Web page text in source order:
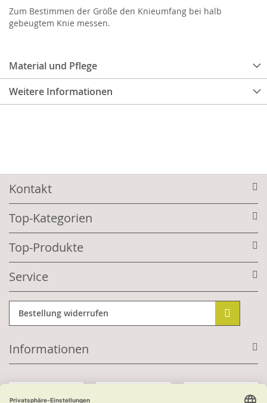
Material und Pflege
Weitere Informationen
Zum Bestimmen der Größe den Knieumfang bei halb
gebeugtem Knie messen.
Kontakt
Top-Kategorien
Top-Produkte
Service
Bestellung widerrufen
Informationen